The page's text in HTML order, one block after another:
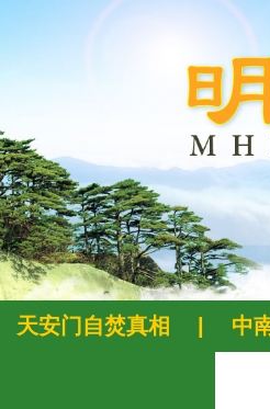
天安门自焚真相 中